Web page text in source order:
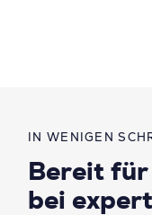
IN WENIGEN
Bereit für
bei